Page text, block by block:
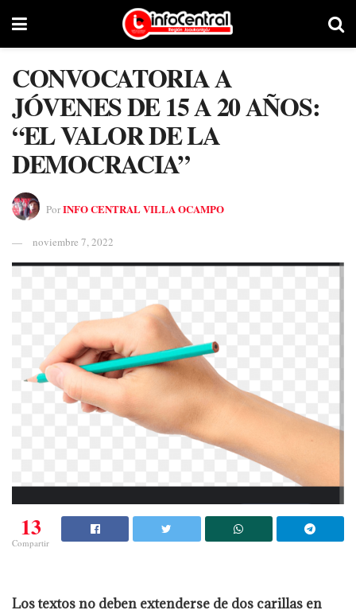
CONVOCATORIA A
JÓVENES DE 15 A 20 AÑOS:
“EL VALOR DE LA
DEMOCRACIA”
PorINFO CENTRAL VILLA OCAMPO
noviembre 7, 2022
13
Compartir
Los textos no deben extenderse de dos carillas en